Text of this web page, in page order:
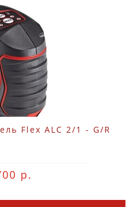
Flex ALC 2/1 - G/R
р.